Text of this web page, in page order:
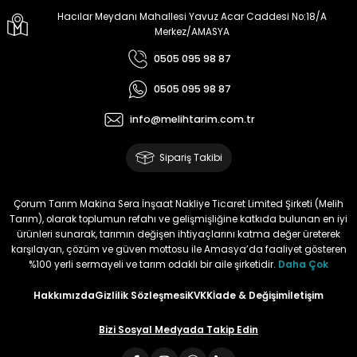
Doğan Zeki Gürbüz | 23/01/2024
Ürün elime çok çabuk ulaştı.
anda süs yoncasıyla ektim.
Bunun akibeti 2024 yazına belli
olacak
S... Ö... | 23/01/2024
Hacılar Meydanı Mahallesi Yavuz Acar Caddesi No:18/A
Merkez/AMASYA
0505 095 98 87
0505 095 98 87
info@melihtarim.com.tr
Sipariş Takibi
Çorum Tarım Makina Sera İnşaat Nakliye Ticaret Limited Şirketi (Melih
Tarım), olarak toplumun refahı ve gelişmişliğine katkıda bulunan en iyi
ürünleri sunarak, tarımın değişen ihtiyaçlarını katma değer üreterek
karşılayan, çözüm ve güven mottosu ile Amasya’da faaliyet gösteren
%100 yerli sermayeli ve tarım odaklı bir aile şirketidir. Daha Çok
HakkımızdaGizlilik SözleşmesiKVKKİade & Değişimİletişim
Bizi Sosyal Medyada Takip Edin